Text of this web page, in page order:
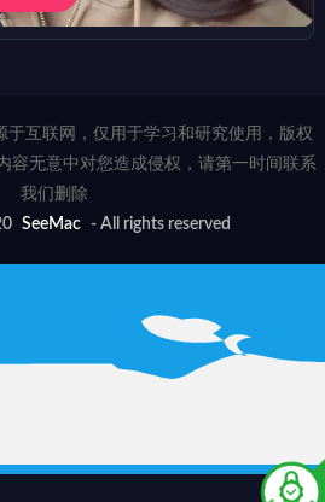
于互联网，仅用于学习和研究使用，版权
容无意中对您造成侵权，请第一时间联系
我们删除
SeeMac - All rights reserved